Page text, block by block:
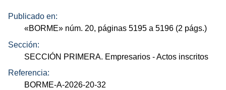
Publicado en:
«BORME» núm. 20, páginas 5195 a 5196 (2 págs.)
Sección:
SECCIÓN PRIMERA. Empresarios - Actos inscritos
Referencia:
BORME-A-2026-20-32